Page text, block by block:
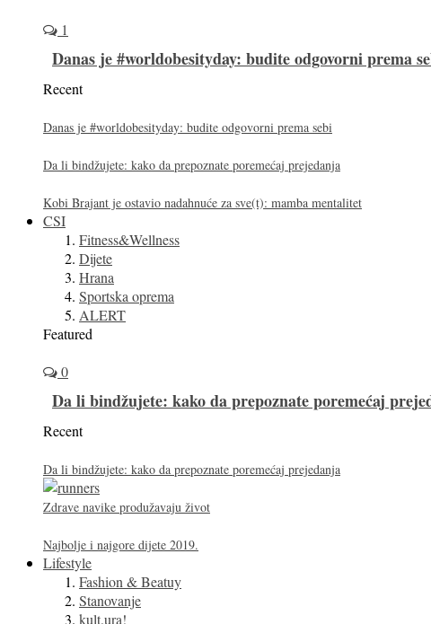
1
Danas je #worldobesityday: budite odgovorni prema
Recent
Danas je #worldobesityday: budite odgovorni prema sebi
Da li bindžujete: kako da prepoznate poremećaj prejedanja
Kobi Brajant je ostavio nadahnuće za sve(t): mamba mentalitet
CSI
Fitness&Wellness
Dijete
Hrana
Sportska oprema
ALERT
Featured
0
Da li bindžujete: kako da prepoznate poremećaj
Recent
Da li bindžujete: kako da prepoznate poremećaj prejedanja
Zdrave navike produžavaju život
Najbolje i najgore dijete 2019.
Lifestyle
Fashion & Beatuy
Stanovanje
kult.ura!